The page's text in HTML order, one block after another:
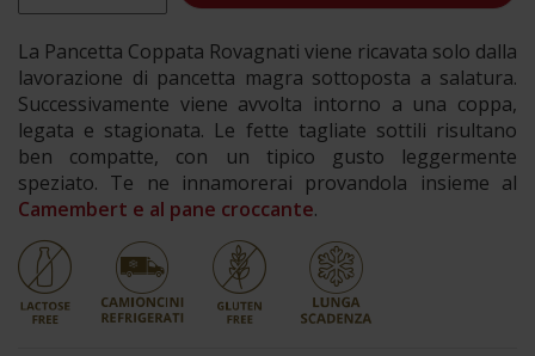
La Pancetta Coppata Rovagnati viene ricavata solo dalla
lavorazione di pancetta magra sottoposta a salatura.
Successivamente viene avvolta intorno a una coppa,
legata e stagionata. Le fette tagliate sottili risultano
ben compatte, con un tipico gusto leggermente
speziato. Te ne innamorerai provandola insieme al
Camembert e al pane croccante.